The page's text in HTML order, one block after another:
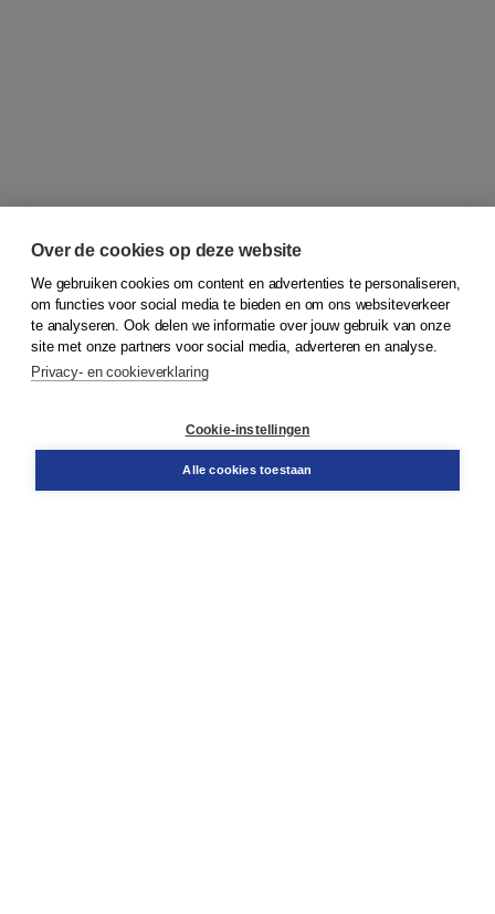
© 2026Koninklijke Boom uitgevers
Bestellen
Over de cookies op deze website
We gebruiken cookies om content en advertenties te personaliseren,
om functies voor social media te bieden en om ons websiteverkeer
te analyseren. Ook delen we informatie over jouw gebruik van onze
site met onze partners voor social media, adverteren en analyse.
Privacy- en cookieverklaring
Cookie-instellingen
Alle cookies toestaan